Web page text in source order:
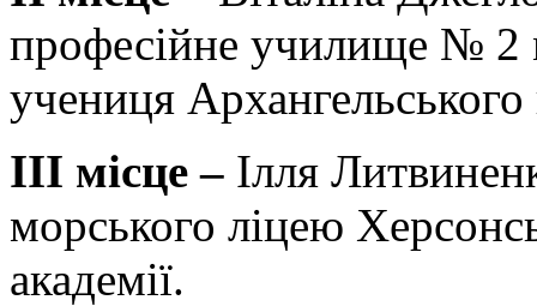
професійне училище №
учениця
ІІІ місце – Ілля
морського ліцею
академії.